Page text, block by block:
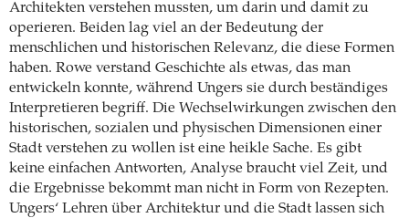
Architekten verstehen mussten, um darin und damit zu
operieren. Beiden lag viel an der Bedeutung der
menschlichen und historischen Relevanz, die diese Formen
haben. Rowe verstand Geschichte als etwas, das man
entwickeln konnte, während Ungers sie durch beständiges
Interpretieren begriff. Die Wechselwirkungen zwischen den
historischen, sozialen und physischen Dimensionen einer
Stadt verstehen zu wollen ist eine heikle Sache. Es gibt
keine einfachen Antworten, Analyse braucht viel Zeit, und
die Ergebnisse bekommt man nicht in Form von Rezepten.
Ungers‘ Lehren über Architektur und die Stadt lassen sich